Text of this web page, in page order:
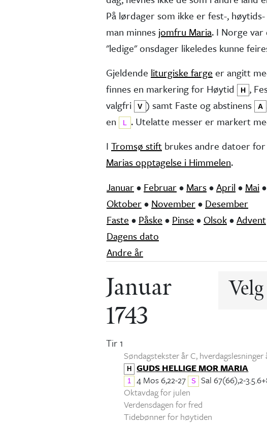
På lørdager som ikke er fest-,
man minnes jomfru Maria. I Norge
"ledige" onsdager like­ledes kunne
Gjeldende liturgiske farge er angitt
finnes en markering for Høytid
H ,
valg­fri
V ) samt Faste og abstinens A
en
L . Utelatte messer er markert
I Tromsø stift brukes andre datoer for
Marias opptagelse i Himmelen.
Januar• Februar• Mars•April • Mai•
Oktober• November• Desember
Faste • Påske • Pinse • Olsok•Advent
Dagens dato
Andre år
Januar
1743
Tir 1
Søndagstekster år C, hverdagslesninger
H GUDS HELLIGE MOR MARIA
1 4 Mos 6,22-27 S Sal 67(66),2-
Oktavdag for julen
Verdensdagen for fred
Tidebønner for høytiden